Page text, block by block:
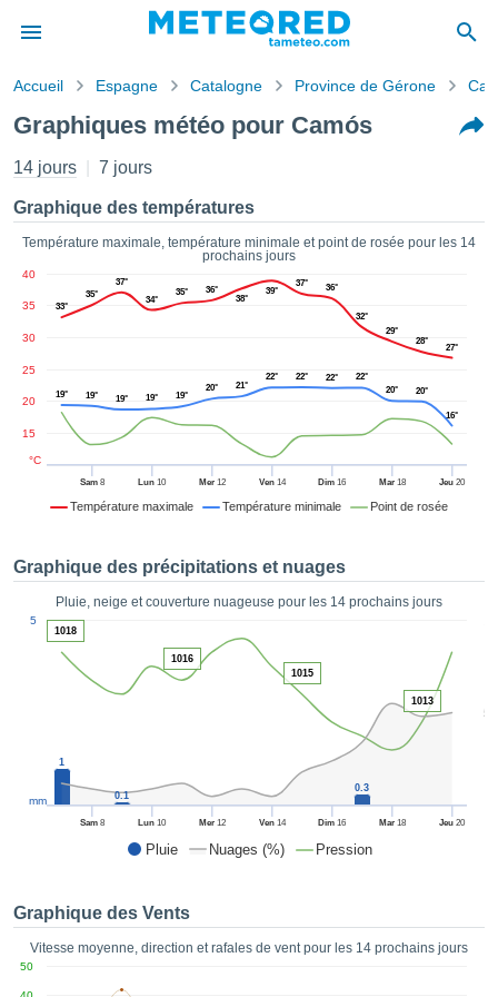
de
a
par
des
Vous
les
:
de
des
de très
ACCEPTER
CONTINUER
Accueil Espagne Catalogne Province de Gérone
Graphiques météo pour Camós
14 jours 7 jours
Graphique des températures
Température maximale, température minimale et point de rosée pour les 14
prochains jours
Température maximale Température minimale Point de rosée
Sam8 Lun 10 Mer12 Ven14 Dim 16 Mar18 Jeu 20
15
20
25
30
35
40
°C
33°
35°
37°
34°
35°
36°
38°
39°
37° 36°
32°
29°
28°
27°
19° 19° 19° 19° 19°
20° 21°
22° 22° 22°
22°
20°
20°
16°
Graphique des précipitations et nuages
Pluie, neige et couverture nuageuse pour les 14 prochains jours
Pluie Nuages (%) Pression
50
Sam8 Lun 10 Mer12 Ven14 Dim 16 Mar18 Jeu 20
5
mm
1
0.1
0.3
1018
1016
1015
1013
Graphique des Vents
Vitesse moyenne, direction et rafales de vent pour les 14 prochains jours
50